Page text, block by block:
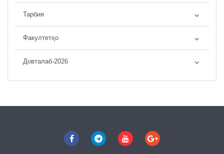
Тарбия
Факултетҳо
Довталаб-2026